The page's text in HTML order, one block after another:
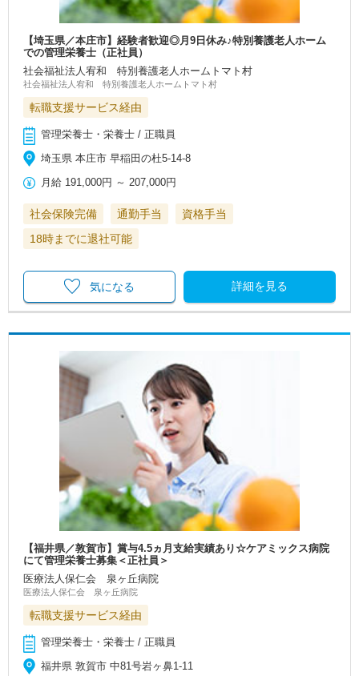
【埼玉県／本庄市】経験者歓迎◎月9日休み♪特別養護老人ホーム
での管理栄養士（正社員）
社会福祉法人宥和 特別養護老人ホームトマト村
社会福祉法人宥和 特別養護老人ホームトマト村
転職支援サービス経由
管理栄養士・栄養士 / 正職員
埼玉県 本庄市 早稲田の杜5-14-8
月給 191,000円 ～ 207,000円
社会保険完備 通勤手当
資格手当
18時までに退社可能
詳細を見る
気になる
【福井県／敦賀市】賞与4.5ヵ月支給実績あり☆ケアミックス病院
にて管理栄養士募集＜正社員＞
医療法人保仁会 泉ヶ丘病院
医療法人保仁会 泉ヶ丘病院
転職支援サービス経由
管理栄養士・栄養士 / 正職員
福井県 敦賀市 中81号岩ヶ鼻1‐11